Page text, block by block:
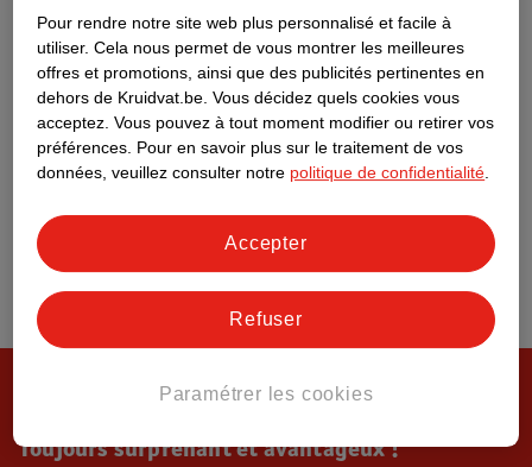
Toujours surprenant et avantageux !
Pour rendre notre site web plus personnalisé et facile à
utiliser. Cela nous permet de vous montrer les meilleures
offres et promotions, ainsi que des publicités pertinentes en
dehors de Kruidvat.be. Vous décidez quels cookies vous
acceptez. Vous pouvez à tout moment modifier ou retirer vos
préférences. Pour en savoir plus sur le traitement de vos
données, veuillez consulter notre politique de confidentialité
Paramétrer les cookies
Refuser
Accepter